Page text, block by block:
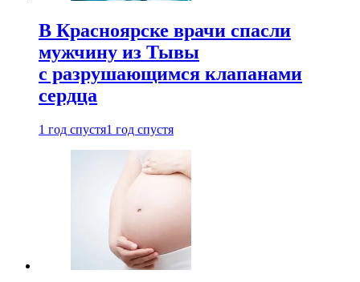
В Красноярске врачи спасли
мужчину из Тывы
с разрушающимся клапанами
сердца
1 год спустя1 год спустя